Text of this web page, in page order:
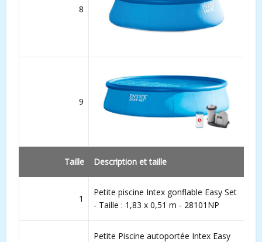
8
9
Taille Description et taille
1
Petite piscine Intex gonflable Easy Set
- Taille : 1,83 x 0,51 m - 28101NP
Petite Piscine autoportée Intex Easy